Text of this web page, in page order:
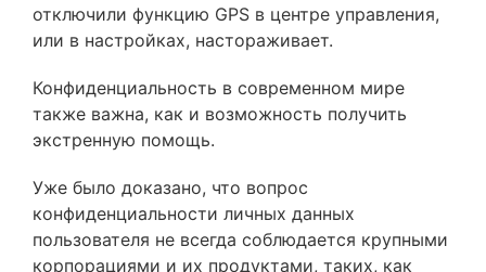
отключили функцию GPS в центре управления,
или в настройках, настораживает.
Конфиденциальность в современном мире
также важна, как и возможность получить
экстренную помощь.
Уже было доказано, что вопрос
конфиденциальности личных данных
пользователя не всегда соблюдается крупными
корпорациями и их продуктами, таких, как